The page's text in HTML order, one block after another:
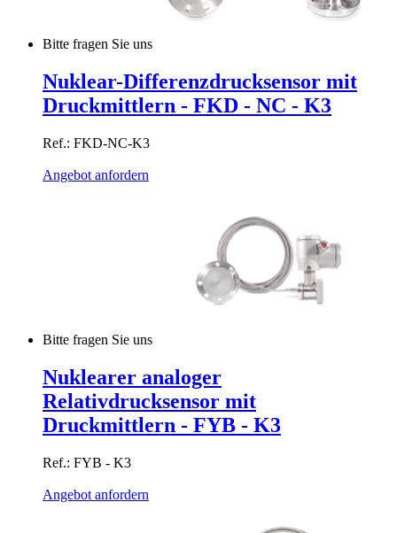
Bitte fragen Sie uns
Nuklear-Differenzdrucksensor mit
Druckmittlern - FKD - NC - K3
Ref.: FKD-NC-K3
Angebot anfordern
Bitte fragen Sie uns
Nuklearer analoger
Relativdrucksensor mit
Druckmittlern - FYB - K3
Ref.: FYB - K3
Angebot anfordern